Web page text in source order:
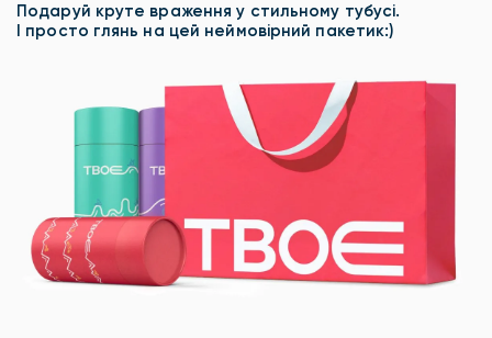
Подаруй круте враження у стильному тубусі.
І просто глянь на цей неймовірний пакетик:)